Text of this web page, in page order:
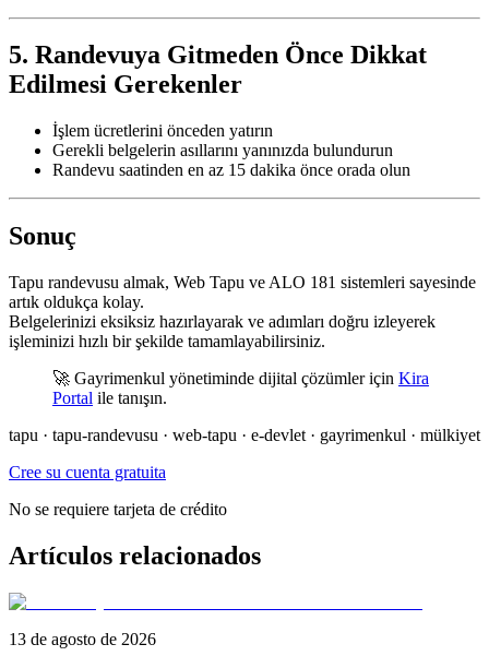
5. Randevuya Gitmeden Önce Dikkat
Edilmesi Gerekenler
İşlem ücretlerini önceden yatırın
Gerekli belgelerin asıllarını yanınızda bulundurun
Randevu saatinden en az 15 dakika önce orada olun
Sonuç
Tapu randevusu almak, Web Tapu ve ALO 181 sistemleri sayesinde
artık oldukça kolay.
Belgelerinizi eksiksiz hazırlayarak ve adımları doğru izleyerek
işleminizi hızlı bir şekilde tamamlayabilirsiniz.
🚀 Gayrimenkul yönetiminde dijital çözümler için Kira
Portal ile tanışın.
tapu · tapu-randevusu · web-tapu · e-devlet · gayrimenkul · mülkiyet
Cree su cuenta gratuita
No se requiere tarjeta de crédito
Artículos relacionados
13 de agosto de 2026